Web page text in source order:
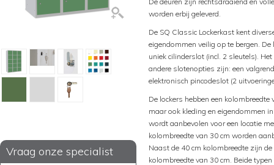
Vraag onze specialist
worden erbij geleverd.
De SQ Classic Lockerkast kent
eigendommen veilig op te bergen.
uniek cilinderslot (incl. 2 sleutels).
andere slotenopties zijn: een
elektronisch pincodeslot (2
De lockers hebben een
maar ook kleding en eigendommen
wordt aanbevolen voor een locatie
kolombreedte van 30 cm worden
Naast de 40 cm kolombreedte zijn
kolombreedte van 30 cm. Beide